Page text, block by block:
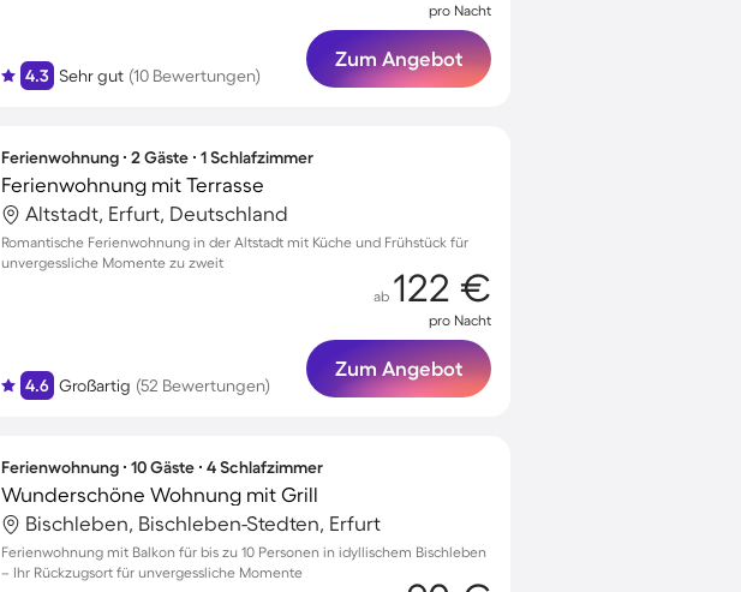
4.3 Sehr gut (10 Bewertungen)
pro Nacht
Zum Angebot
Ferienwohnung ∙ 2 Gäste ∙ 1 Schlafzimmer
Ferienwohnung mit Terrasse
Altstadt, Erfurt, Deutschland
Romantische Ferienwohnung in der Altstadt mit Küche und Frühstück für
unvergessliche Momente zu zweit
4.6 Großartig (52 Bewertungen)
ab 122 €
pro Nacht
Zum Angebot
Ferienwohnung ∙ 10 Gäste ∙ 4 Schlafzimmer
Wunderschöne Wohnung mit Grill
Bischleben, Bischleben-Stedten, Erfurt
Ferienwohnung mit Balkon für bis zu 10 Personen in idyllischem Bischleben
– Ihr Rückzugsort für unvergessliche Momente